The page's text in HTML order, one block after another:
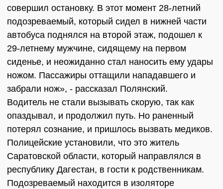
совершил остановку. В этот момент 28-летний
подозреваемый, который сидел в нижней части
автобуса поднялся на второй этаж, подошел к
29-летнему мужчине, сидящему на первом
сиденье, и неожиданно стал наносить ему удары
ножом. Пассажиры оттащили нападавшего и
забрали нож», - рассказал Полянский.
Водитель не стали вызывать скорую, так как
опаздывал, и продолжил путь. Но раненный
потерял сознание, и пришлось вызвать медиков.
Полицейские установили, что это житель
Саратовской области, который направлялся в
республику Дагестан, в гости к родственникам.
Подозреваемый находится в изоляторе